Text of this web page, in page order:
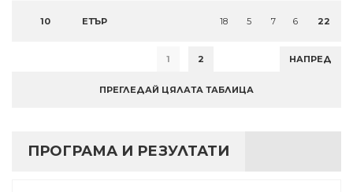
10 ЕТЪР 18 5 7 6 22
1 2 НАПРЕД
ПРЕГЛЕДАЙ ЦЯЛАТА ТАБЛИЦА
ПРОГРАМА И РЕЗУЛТАТИ